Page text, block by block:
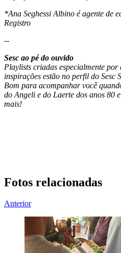
*Ana Seghessi Albino é agente de
Registro
--
Sesc ao pé do ouvido
Playlists criadas especialmente
inspirações estão no perfil do Sesc
Bom para acompanhar você
do Angeli e do Laerte dos anos 80
mais!
Fotos relacionadas
Anterior